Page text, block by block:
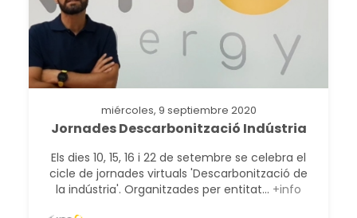
miércoles, 9 septiembre 2020
Jornades Descarbonització Indústria
Els dies 10, 15, 16 i 22 de setembre se celebra el
cicle de jornades virtuals 'Descarbonització de
la indústria'. Organitzades per entitat... +info